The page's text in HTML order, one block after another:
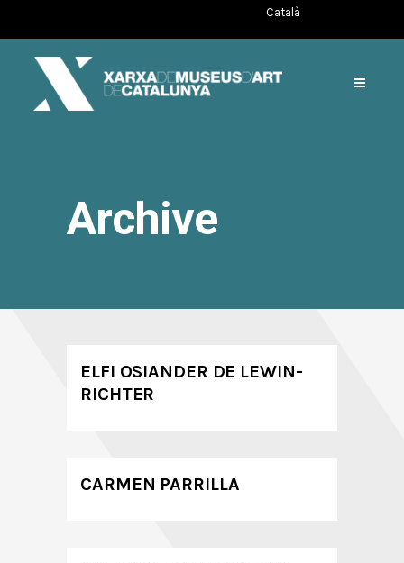
Català
Archive
ELFI OSIANDER DE LEWIN-
RICHTER
CARMEN PARRILLA